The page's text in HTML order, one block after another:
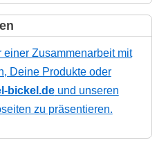
einer Zusammenarbeit mit
Deine Produkte oder
bickel.deund unseren
zu präsentieren.